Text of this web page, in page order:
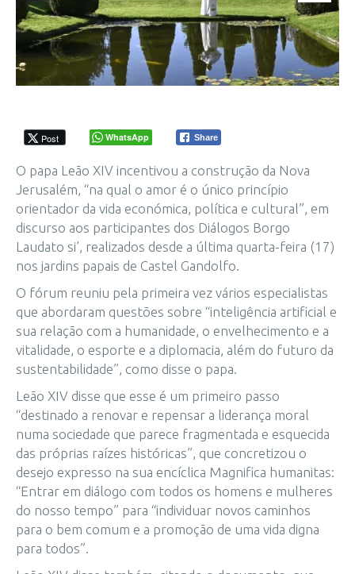
Post WhatsApp Share
O papa Leão XIV incentivou a construção da Nova
Jerusalém, “na qual o amor é o único princípio
orientador da vida económica, política e cultural”, em
discurso aos participantes dos Diálogos Borgo
Laudato si’, realizados desde a última quarta-feira (17)
nos jardins papais de Castel Gandolfo.
O fórum reuniu pela primeira vez vários especialistas
que abordaram questões sobre “inteligência artificial e
sua relação com a humanidade, o envelhecimento e a
vitalidade, o esporte e a diplomacia, além do futuro da
sustentabilidade”, como disse o papa.
Leão XIV disse que esse é um primeiro passo
“destinado a renovar e repensar a liderança moral
numa sociedade que parece fragmentada e esquecida
das próprias raízes históricas”, que concretizou o
desejo expresso na sua encíclica Magnifica humanitas:
“Entrar em diálogo com todos os homens e mulheres
do nosso tempo” para “individuar novos caminhos
para o bem comum e a promoção de uma vida digna
para todos”.